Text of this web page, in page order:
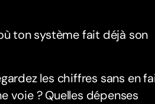
ton système fait déjà son
les chiffres sans en
voie ? Quelles dépenses